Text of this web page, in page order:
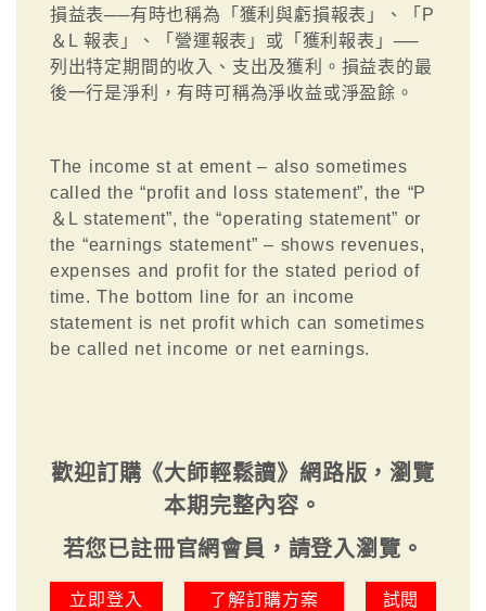
損益表──有時也稱為「獲利與虧損報表」、「P
＆L 報表」、「營運報表」或「獲利報表」──
列出特定期間的收入、支出及獲利。損益表的最
後一行是淨利，有時可稱為淨收益或淨盈餘。
The income st at ement – also sometimes
called the “profit and loss statement”, the “P
＆L statement”, the “operating statement” or
the “earnings statement” – shows revenues,
expenses and profit for the stated period of
time. The bottom line for an income
statement is net profit which can sometimes
be called net income or net earnings.
歡迎訂購《大師輕鬆讀》網路版，瀏覽
本期完整內容。
若您已註冊官網會員，請登入瀏覽。
立即登入 了解訂購方案 試閱